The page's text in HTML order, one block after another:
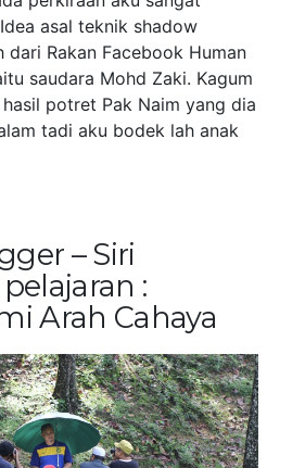
asal teknik shadow
dari Rakan Facebook Human
saudara Mohd Zaki. Kagum
potret Pak Naim yang dia
tadi aku bodek lah anak
– Siri
:
Arah Cahaya